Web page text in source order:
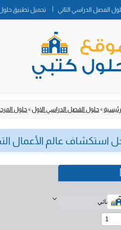
الفصل الدراسي الثاني تحميل تطبيق
»حلول الفصل الدراسي الاول»حلول
استكشاف عالم الأعمال